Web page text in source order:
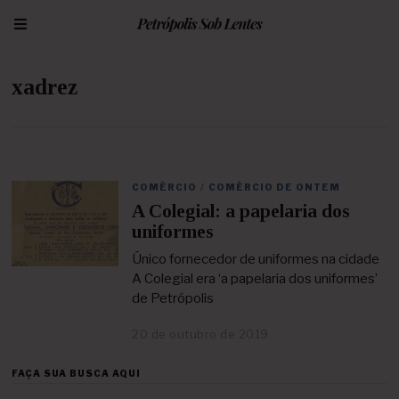
xadrez
COMÉRCIO / COMÉRCIO DE ONTEM
A Colegial: a papelaria dos
uniformes
Único fornecedor de uniformes na cidade
A Colegial era ‘a papelaria dos uniformes’
de Petrópolis
FAÇA SUA BUSCA AQUI